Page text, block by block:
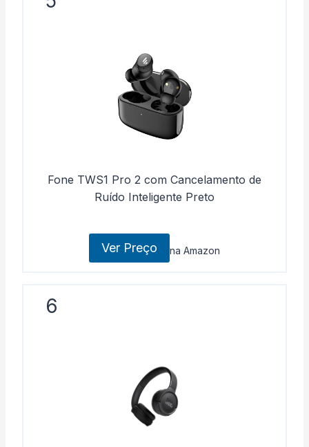
Fone TWS1 Pro 2 com Cancelamento de
Ruído Inteligente Preto
Ver Preço na Amazon
6